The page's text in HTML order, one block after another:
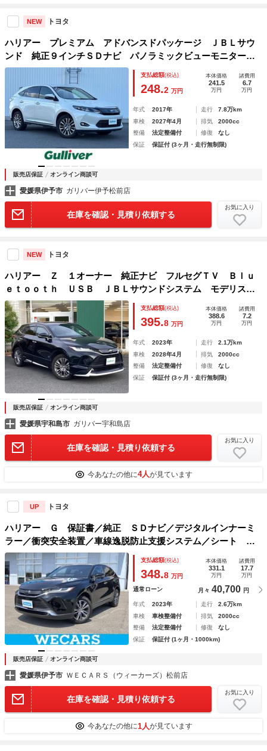
NEW トヨタ
ハリアー プレミアム アドバンスドパッケージ ＪＢＬサウ
ンド 純正９インチＳＤナビ パノラミックビューモニター
パワーバックドア トヨタセーフティセンス ＬＥＤオートラ
イト ハーフレザーシート 純正１８インチアルミホイール
スマートキー ＥＴＣ
支払総額(税込)
248.2 万円
本体価格
241.5
万円
諸費用
6.7
万円
年式 2017年 走行
7.8万km
車検
2027年4月 排気
2000cc
整備
法定整備付 修復
なし
保証
保証付 (3ヶ月・走行無制限)
販売店保証 オンライン商談可
愛媛県伊予市 ガリバー伊予松前店
在庫を確認・見積り依頼する
お気に入り
NEW トヨタ
ハリアー Ｚ １オーナー 純正ナビ フルセグＴＶ Ｂｌｕ
ｅｔｏｏｔｈ ＵＳＢ ＪＢＬサウンドシステム モデリスタ
エアロ 前後ドライブレコーダー ＥＴＣ２．０ ハーフレザ
ーシート パワーバックドア
支払総額(税込)
395.8 万円
本体価格
388.6
万円
諸費用
7.2
万円
年式 2023年 走行
2.1万km
車検
2028年4月 排気
2000cc
整備
法定整備付 修復
なし
保証
保証付 (3ヶ月・走行無制限)
販売店保証 オンライン商談可
愛媛県宇和島市 ガリバー宇和島店
在庫を確認・見積り依頼する
お気に入り
今あなたの他に4人が見ています
UP トヨタ
ハリアー Ｇ 保証書／純正 ＳＤナビ／デジタルインナーミ
ラー／衝突安全装置／車線逸脱防止支援システム／シート ハ
ーフレザー／電動バックドア／ドライブレコーダー 純正／ヘ
ッドランプ ＬＥＤ／Ｂｌｕｅｔｏｏｔｈ接続
支払総額(税込)
348.8 万円
本体価格
331.1
万円
諸費用
17.7
万円
通常ローン 月々 40,700 円
年式 2023年 走行
2.6万km
車検
車検整備付 排気
2000cc
整備
法定整備付 修復
なし
保証
保証付 (1ヶ月・1000km)
販売店保証 オンライン商談可
愛媛県伊予市 ＷＥＣＡＲＳ（ウィーカーズ）松前店
在庫を確認・見積り依頼する
お気に入り
今あなたの他に1人が見ています